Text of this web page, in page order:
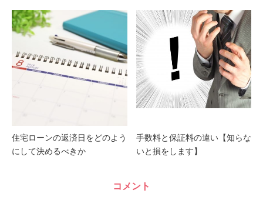
住宅ローンの返済日をどのよう
にして決めるべきか
手数料と保証料の違い【知らな
いと損をします】
コメント